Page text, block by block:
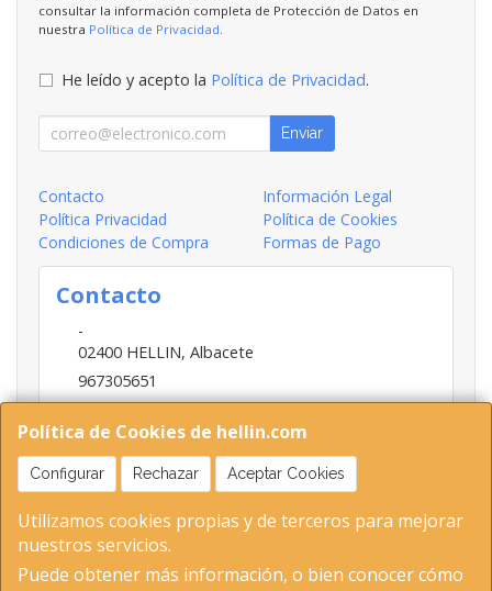
Política de Cookies de hellin.com
Configurar Rechazar Aceptar Cookies
Utilizamos cookies propias y de terceros para mejorar
nuestros servicios.
Puede obtener más información, o bien conocer cómo
consultar la información completa de Protección de Datos en
nuestra Política de Privacidad
He leído y acepto la Política de Privacidad.
Enviar
Contacto
Información Legal
Política Privacidad
Política de Cookies
Condiciones de Compra
Formas de Pago
Contacto
-
02400 HELLIN, Albacete
967305651
INFO@HELLIN.COM
Horario
09:00-13:30; 16:30-20:30